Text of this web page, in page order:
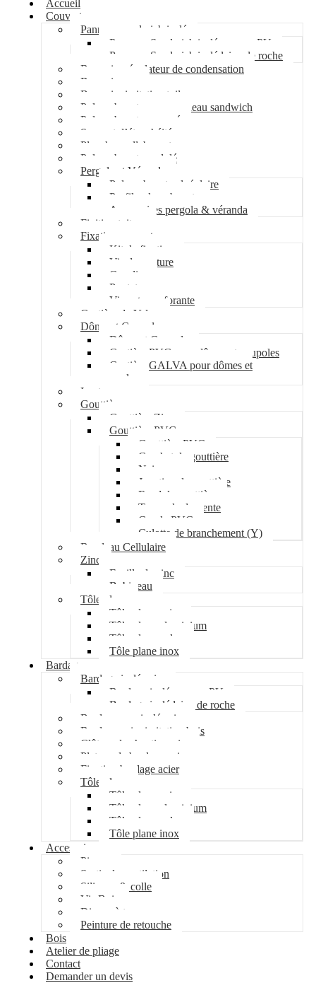
Accueil
Couverture
Panneau sandwich isolé
Panneau Sandwich isolé mousse PU
Panneau Sandwich isolé laine de roche
Bac acier régulateur de condensation
Bac acier sec
Bac acier imitation tuile
Polycarbonate pour panneau sandwich
Polycarbonate nervuré
Support d’étanchéité
Plancher collaborant
Polycarbonate ondulé
Pergola et Véranda
Polycarbonate alvéolaire
Profil polycarbonate
Accessoires pergola & véranda
Finition toiture
Fixation couverture
Kit de fixation
Vis de couture
Cavalier
Pontet
Vis auto-perforante
Costière de Velux
Dôme et Coupole
Dôme et Coupole
Costière PVC pour dômes et coupoles
Costière GALVA pour dômes et
coupoles
Lanterneau
Gouttière
Gouttière Zinc
Gouttière PVC
Gouttière PVC
Crochet de gouttière
Naissance
Jonction de gouttière
Fond de gouttière
Tuyau de descente
Coude PVC
Culotte de branchement (Y)
Bandeau Cellulaire
Zinc
Feuille de zinc
Bobineau
Tôle plane
Tôle plane acier
Tôle plane aluminium
Tôle plane galva
Tôle plane inox
Bardage
Bardage isolé acier
Bardage isolé mousse PU
Bardage isolé laine de roche
Bardage non isolé acier
Bardage acier imitation bois
Clôture de chantier acier
Plateau de bardage acier
Fixation bardage acier
Tôle plane
Tôle plane acier
Tôle plane aluminium
Tôle plane galva
Tôle plane inox
Accessoires
Pipeco
Sortie de ventilation
Silicone & colle
Vis Bois
Disque à tronçonner
Peinture de retouche
Bois
Atelier de pliage
Contact
Demander un devis